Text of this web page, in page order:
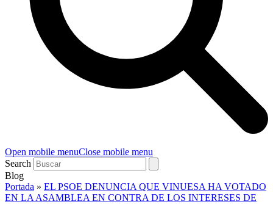
Open mobile menuClose mobile menu
Search
Blog
Portada » EL PSOE DENUNCIA QUE VINUESA HA VOTADO
EN LA ASAMBLEA EN CONTRA DE LOS INTERESES DE